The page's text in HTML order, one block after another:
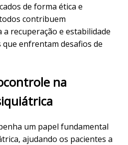
de forma ética e
contribuem
recuperação e estabilidade
enfrentam desafios de
na
um papel fundamental
ajudando os pacientes a